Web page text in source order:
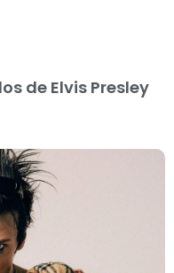
de Elvis Presley